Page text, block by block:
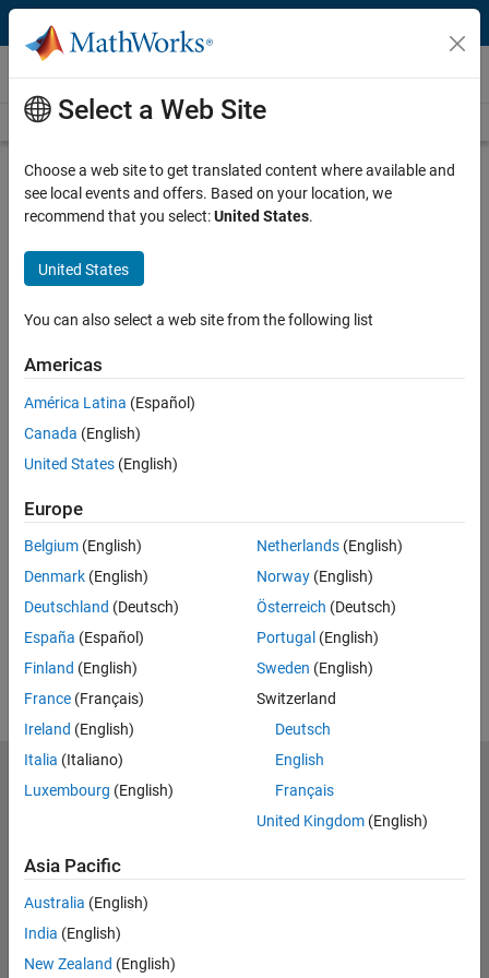
Skip to content
ビデオ
ビデオ ホーム 検索
ビ
オ
再
生
説明
5G: MATLABによる5Gシステム設
計と検証
関連リソース
ビデオに関するご意見・ご感想
UP NEXT:
RELATED VIDEOS:
関連ビデオをもっと見る
Select a Web Site
Choose a web site to get translated content where available and
see local events and offers. Based on your location, we
recommend that you select:United States.
United States
You can also select a web site from the following list
Americas
América Latina (Español)
Canada (English)
United States (English)
Europe
Belgium (English)
Denmark (English)
Deutschland (Deutsch)
España (Español)
Finland (English)
France (Français)
Ireland (English)
Italia (Italiano)
Luxembourg (English)
Netherlands(English)
Norway(English)
Österreich (Deutsch)
Portugal (English)
Sweden (English)
Switzerland
Deutsch
English
Français
United Kingdom(English)
Asia Pacific
Australia (English)
India (English)
New Zealand (English)
MathWorks
Accelerating the pace of engineering and science
Try or Buy
Learn to Use